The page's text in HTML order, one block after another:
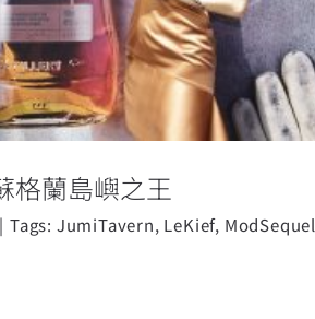
格蘭島嶼之王
| Tags: JumiTavern, LeKief, ModSequel